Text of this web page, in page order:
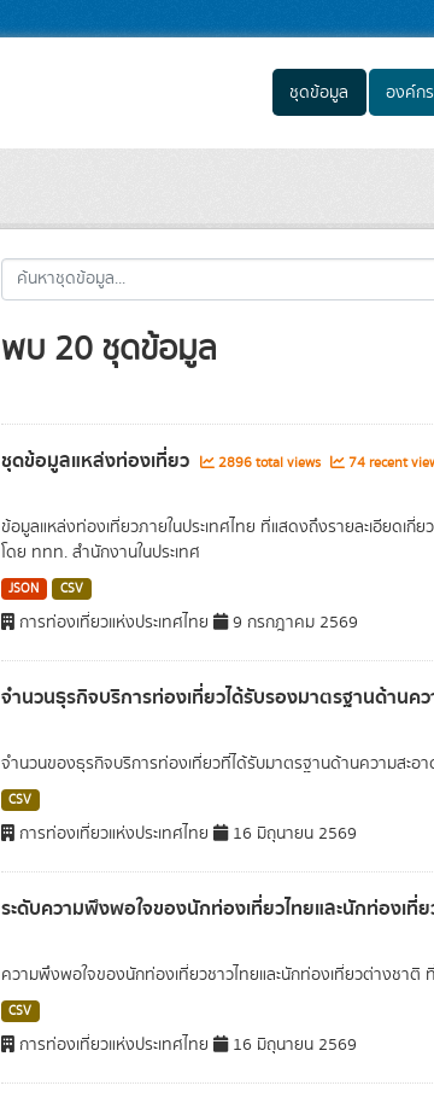
ชุดข้อมูล องค์กร
พบ 20 ชุดข้อมูล
ชุดข้อมูลแหล่งท่องเที่ยว 2896 total views 74 recent
ข้อมูลแหล่งท่องเที่ยวภายในประเทศไทย ที่แสดงถึงรายละเอียดเ
โดย ททท. สำนักงานในประเทศ
JSON CSV
การท่องเที่ยวแห่งประเทศไทย 9 กรกฎาคม 2569
จำนวนธุรกิจบริการท่องเที่ยวได้รับรองมาตรฐานด้านค
จำนวนของธุรกิจบริการท่องเที่ยวที่ได้รับมาตรฐานด้านความสะอา
CSV
การท่องเที่ยวแห่งประเทศไทย 16 มิถุนายน 2569
ระดับความพึงพอใจของนักท่องเที่ยวไทยและนักท่องเที่
ความพึงพอใจของนักท่องเที่ยวชาวไทยและนักท่องเที่ยวต่างชาติ
CSV
การท่องเที่ยวแห่งประเทศไทย 16 มิถุนายน 2569